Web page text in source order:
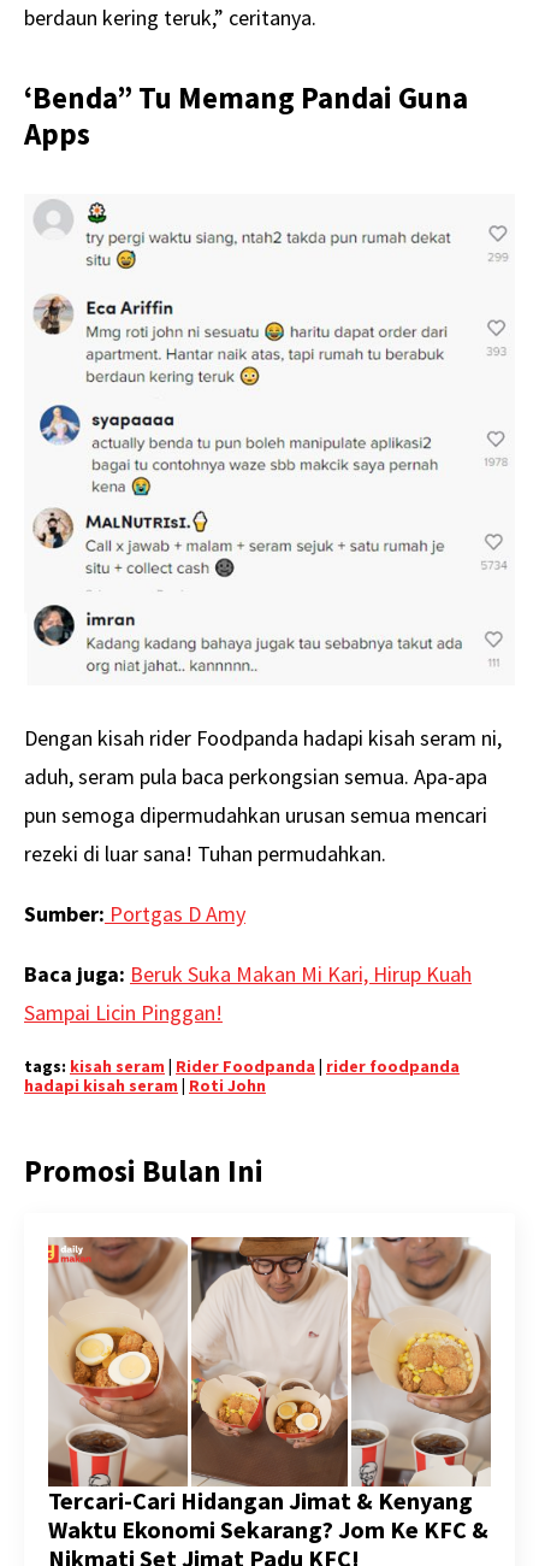
berdaun kering teruk,” ceritanya.
‘Benda” Tu Memang Pandai Guna
Apps
Dengan kisah rider Foodpanda hadapi kisah seram ni,
aduh, seram pula baca perkongsian semua. Apa-apa
pun semoga dipermudahkan urusan semua mencari
rezeki di luar sana! Tuhan permudahkan.
Sumber: Portgas D Amy
Baca juga: Beruk Suka Makan Mi Kari, Hirup Kuah
Sampai Licin Pinggan!
tags: kisah seram | Rider Foodpanda | rider foodpanda
hadapi kisah seram | Roti John
Promosi Bulan Ini
Tercari-Cari Hidangan Jimat & Kenyang
Waktu Ekonomi Sekarang? Jom Ke KFC &
Nikmati Set Jimat Padu KFC!